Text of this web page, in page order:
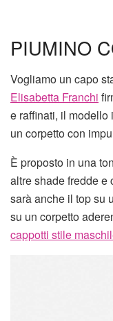
PIUMINO
Vogliamo un capo
Elisabetta Franchi
e raffinati, il
un corpetto con
È proposto in una
altre shade fredde e
sarà anche il top su
su un corpetto
cappotti stile